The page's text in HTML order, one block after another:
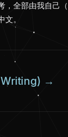
，全部由我自己（
。
→